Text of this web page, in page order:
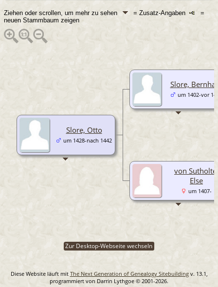
Ziehen oder scrollen, um mehr zu sehen = Zusatz-Angaben
=
neuen Stammbaum zeigen
Slore, Otto
um 1428-nach 1442
Slore,
um 1402-vor
von Sutholte,
Else
um 1407-
Zur Desktop-Webseite wechseln
Diese Website läuft mit The Next Generation of Genealogy Sitebuildingv. 13.1,
programmiert von Darrin Lythgoe © 2001-2026.